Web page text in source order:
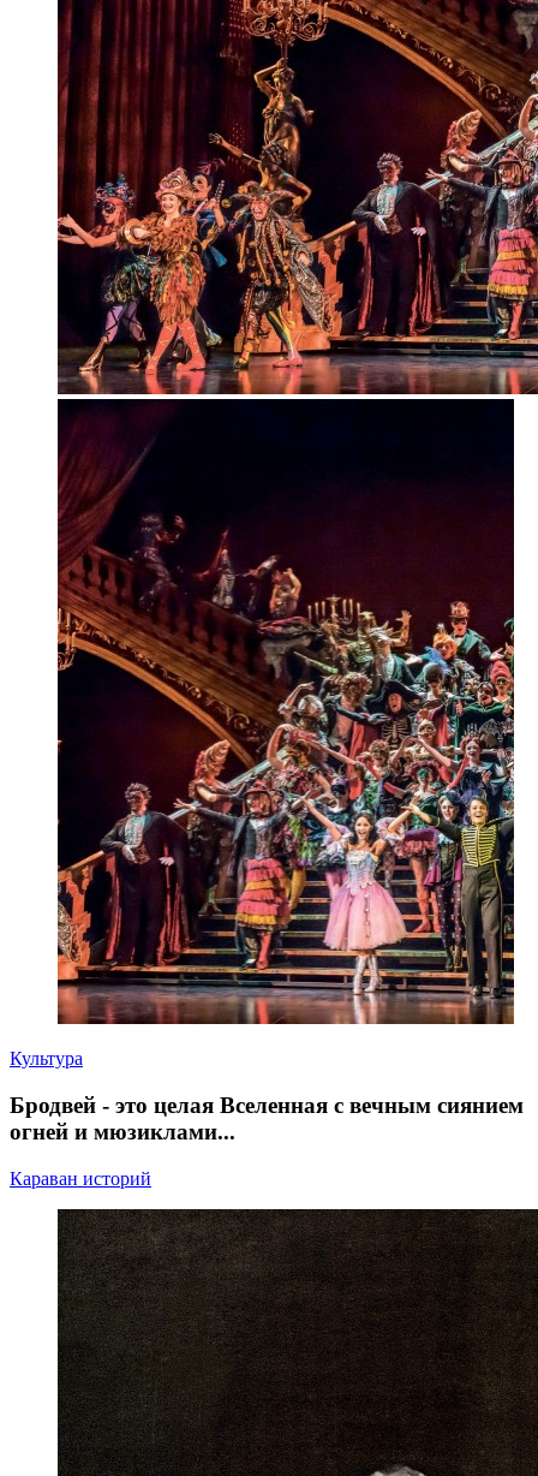
Культура
Бродвей - это целая Вселенная с вечным сиянием
огней и мюзиклами...
Караван историй